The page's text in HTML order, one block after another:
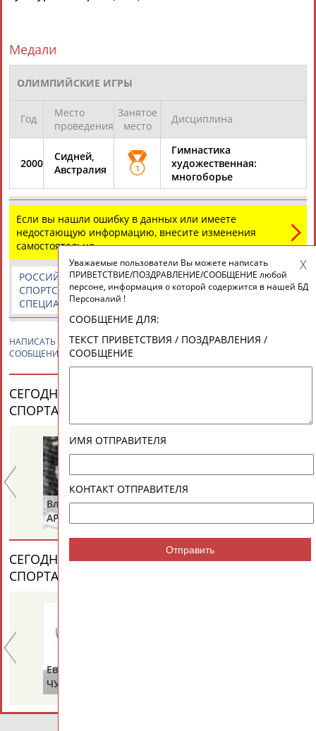
ТАБЛО АКТИВНОСТИ
ЦЕЛИ ПРОЕКТА КОНТАКТЫ
Вопросы сотрудничества и совместной деятельностиinform@infosport.ru
© Стадион, 1998-2026
Разработка и поддержка ООО НАИТ «Стадион»
Подпишись
Медали
ОЛИМПИЙСКИЕ ИГРЫ
Год
Место
проведения
Занятое
место
Дисциплина
2000
Сидней,
Австралия
1
Гимнастика
художественная:
многоборье
Если вы нашли ошибку в данных или имеете
недостающую информацию, внесите изменения
самостоятельно
СПОРТИВНЫЕ
НОВОСТИ И
РОССИЙСКИЕ
СПОРТИВНЫЕ
ОРГАНИЗАЦИИ
РОССИЙСКИЕ
СПОРТСМЕНЫ,
СПЕЦИАЛИСТЫ
НАПИСАТЬ Юлия БАРСУКОВАПРИВЕТСТВИЕ / ПОЗДРАВЛЕНИЕ /
СООБЩЕНИЕ
СЕГОДНЯ ДЕНЬ РОЖДЕНИЯ У ПЕРСОН ИЗ МИРА
СПОРТА (33 ПЕРСОНАЛИЙ)
Альберт
Валерий
СЕГОДНЯ ДЕНЬ ПАМЯТИ У ПЕРСОН ИЗ МИРА
СПОРТА (7 ПЕРСОНАЛИЙ)
Уважаемые пользователи Вы можете написать
ПРИВЕТСТВИЕ/ПОЗДРАВЛЕНИЕ/СООБЩЕНИЕ любой
персоне, информация о которой содержится в нашей БД
Персоналий !
СООБЩЕНИЕ ДЛЯ:
ТЕКСТ ПРИВЕТСТВИЯ / ПОЗДРАВЛЕНИЯ /
СООБЩЕНИЕ
ИМЯ ОТПРАВИТЕЛЯ
КОНТАКТ ОТПРАВИТЕЛЯ
Отправить